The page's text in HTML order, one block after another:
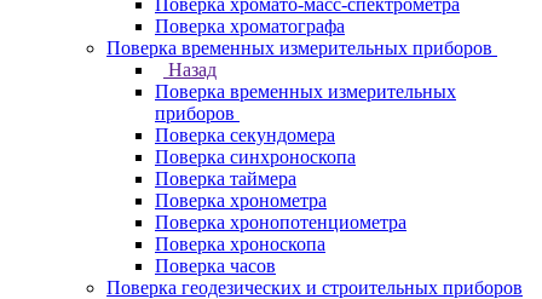
Поверка хромато-масс-спектрометра
Поверка хроматографа
Поверка временных измерительных приборов
Назад
Поверка временных измерительных
приборов
Поверка секундомера
Поверка синхроноскопа
Поверка таймера
Поверка хронометра
Поверка хронопотенциометра
Поверка хроноскопа
Поверка часов
Поверка геодезических и строительных приборов